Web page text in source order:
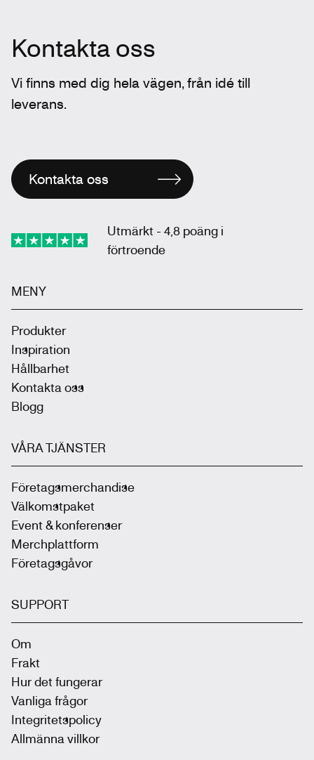
Kontakta oss
Vi finns med dig hela vägen, från idé till
leverans.
Kontakta oss
Utmärkt - 4,8 poäng i
förtroende
MENY
Produkter
Inspiration
Hållbarhet
Kontakta oss
Blogg
VÅRA TJÄNSTER
Företagsmerchandise
Välkomstpaket
Event & konferenser
Merchplattform
Företagsgåvor
SUPPORT
Om
Frakt
Hur det fungerar
Vanliga frågor
Integritetspolicy
Allmänna villkor